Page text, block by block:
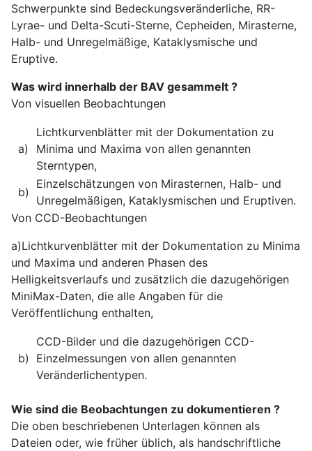
Schwerpunkte sind Bedeckungsveränderliche, RR-
Lyrae- und Delta-Scuti-Sterne, Cepheiden, Mirasterne,
Halb- und Unregelmäßige, Kataklysmische und
Eruptive.
Was wird innerhalb der BAV gesammelt ?
Von visuellen Beobachtungen
a)
Lichtkurvenblätter mit der Dokumentation zu
Minima und Maxima von allen genannten
Sterntypen,
b)
Einzelschätzungen von Mirasternen, Halb- und
Unregelmäßigen, Kataklysmischen und Eruptiven.
Von CCD-Beobachtungen
a)Lichtkurvenblätter mit der Dokumentation zu Minima
und Maxima und anderen Phasen des
Helligkeitsverlaufs und zusätzlich die dazugehörigen
MiniMax-Daten, die alle Angaben für die
Veröffentlichung enthalten,
b)
CCD-Bilder und die dazugehörigen CCD-
Einzelmessungen von allen genannten
Veränderlichentypen.
Wie sind die Beobachtungen zu dokumentieren ?
Die oben beschriebenen Unterlagen können als
Dateien oder, wie früher üblich, als handschriftliche